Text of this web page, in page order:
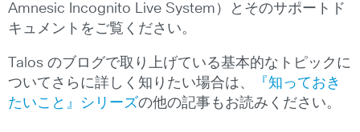
Amnesic Incognito Live System）とそのサポートド
キュメントをご覧ください。
Talos のブログで取り上げている基本的なトピックに
ついてさらに詳しく知りたい場合は、
『知っておき
たいこと』シリーズの他の記事もお読みください。